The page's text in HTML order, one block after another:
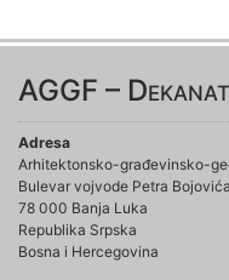
AGGF – Dekanat
Adresa
Arhitektonsko-građevinsko-
Bulevar vojvode Petra
78 000 Banja Luka
Republika Srpska
Bosna i Hercegovina